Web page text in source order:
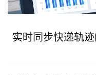
实时同步快递轨